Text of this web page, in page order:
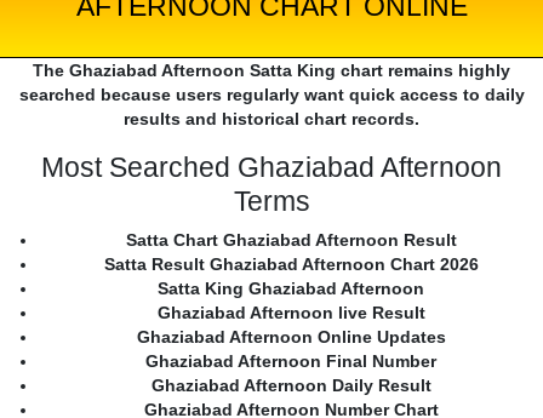
AFTERNOON CHART ONLINE
The Ghaziabad Afternoon Satta King chart remains highly
searched because users regularly want quick access to daily
results and historical chart records.
Most Searched Ghaziabad Afternoon
Terms
Satta Chart Ghaziabad Afternoon Result
Satta Result Ghaziabad Afternoon Chart 2026
Satta King Ghaziabad Afternoon
Ghaziabad Afternoon live Result
Ghaziabad Afternoon Online Updates
Ghaziabad Afternoon Final Number
Ghaziabad Afternoon Daily Result
Ghaziabad Afternoon Number Chart